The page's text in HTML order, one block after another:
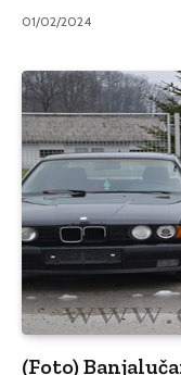
01/02/2024
(Foto)